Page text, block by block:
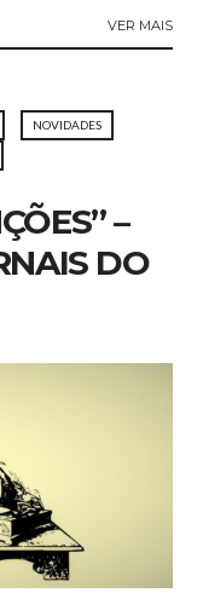
VER MAIS
NOVIDADES
–
DO